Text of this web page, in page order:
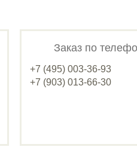
Заказ по
+7 (495) 003-36-93
+7 (903) 013-66-30